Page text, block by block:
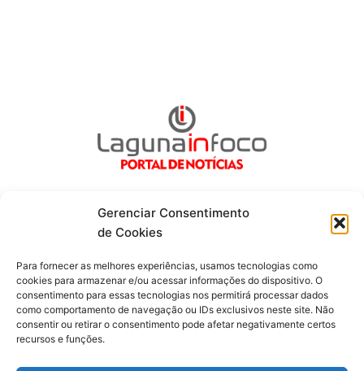
Gerenciar Consentimento
de Cookies
Para fornecer as melhores experiências, usamos tecnologias como
cookies para armazenar e/ou acessar informações do dispositivo. O
consentimento para essas tecnologias nos permitirá processar dados
como comportamento de navegação ou IDs exclusivos neste site. Não
consentir ou retirar o consentimento pode afetar negativamente certos
recursos e funções.
Siga-nos
a
n
o